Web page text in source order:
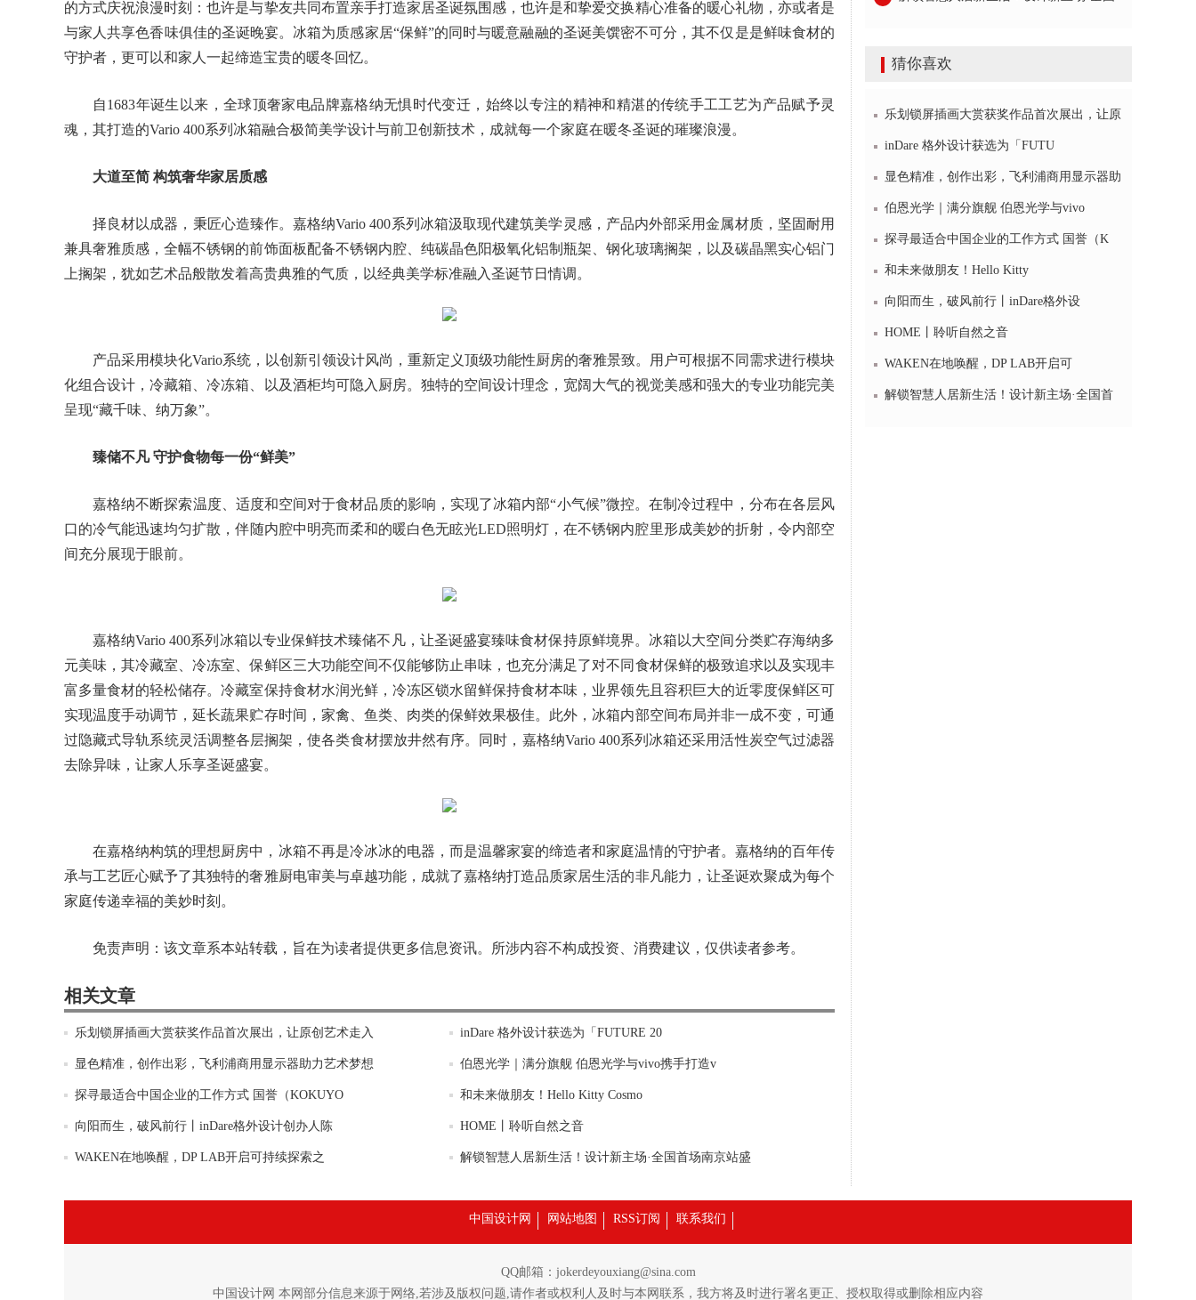
的方式庆祝浪漫时刻：也许是与挚友共同布置亲手打造家居圣诞氛围感，也许是和挚爱交换精心准备的暖心礼物，亦或者是
与家人共享色香味俱佳的圣诞晚宴。冰箱为质感家居“保鲜”的同时与暖意融融的圣诞美馔密不可分，其不仅是是鲜味食材的
守护者，更可以和家人一起缔造宝贵的暖冬回忆。
自1683年诞生以来，全球顶奢家电品牌嘉格纳无惧时代变迁，始终以专注的精神和精湛的传统手工工艺为产品赋予灵
魂，其打造的Vario 400系列冰箱融合极简美学设计与前卫创新技术，成就每一个家庭在暖冬圣诞的璀璨浪漫。
大道至简 构筑奢华家居质感
择良材以成器，秉匠心造臻作。嘉格纳Vario 400系列冰箱汲取现代建筑美学灵感，产品内外部采用金属材质，坚固耐用
兼具奢雅质感，全幅不锈钢的前饰面板配备不锈钢内腔、纯碳晶色阳极氧化铝制瓶架、钢化玻璃搁架，以及碳晶黑实心铝门
上搁架，犹如艺术品般散发着高贵典雅的气质，以经典美学标准融入圣诞节日情调。
产品采用模块化Vario系统，以创新引领设计风尚，重新定义顶级功能性厨房的奢雅景致。用户可根据不同需求进行模块
化组合设计，冷藏箱、冷冻箱、以及酒柜均可隐入厨房。独特的空间设计理念，宽阔大气的视觉美感和强大的专业功能完美
呈现“藏千味、纳万象”。
臻储不凡 守护食物每一份“鲜美”
嘉格纳不断探索温度、适度和空间对于食材品质的影响，实现了冰箱内部“小气候”微控。在制冷过程中，分布在各层风
口的冷气能迅速均匀扩散，伴随内腔中明亮而柔和的暖白色无眩光LED照明灯，在不锈钢内腔里形成美妙的折射，令内部空
间充分展现于眼前。
嘉格纳Vario 400系列冰箱以专业保鲜技术臻储不凡，让圣诞盛宴臻味食材保持原鲜境界。冰箱以大空间分类贮存海纳多
元美味，其冷藏室、冷冻室、保鲜区三大功能空间不仅能够防止串味，也充分满足了对不同食材保鲜的极致追求以及实现丰
富多量食材的轻松储存。冷藏室保持食材水润光鲜，冷冻区锁水留鲜保持食材本味，业界领先且容积巨大的近零度保鲜区可
实现温度手动调节，延长蔬果贮存时间，家禽、鱼类、肉类的保鲜效果极佳。此外，冰箱内部空间布局并非一成不变，可通
过隐藏式导轨系统灵活调整各层搁架，使各类食材摆放井然有序。同时，嘉格纳Vario 400系列冰箱还采用活性炭空气过滤器
去除异味，让家人乐享圣诞盛宴。
在嘉格纳构筑的理想厨房中，冰箱不再是冷冰冰的电器，而是温馨家宴的缔造者和家庭温情的守护者。嘉格纳的百年传
承与工艺匠心赋予了其独特的奢雅厨电审美与卓越功能，成就了嘉格纳打造品质家居生活的非凡能力，让圣诞欢聚成为每个
家庭传递幸福的美妙时刻。
免责声明：该文章系本站转载，旨在为读者提供更多信息资讯。所涉内容不构成投资、消费建议，仅供读者参考。
相关文章
乐划锁屏插画大赏获奖作品首次展出，让原创艺术走入 inDare 格外设计获选为「FUTURE 20
显色精准，创作出彩，飞利浦商用显示器助力艺术梦想 伯恩光学｜满分旗舰 伯恩光学与vivo携手打造v
探寻最适合中国企业的工作方式 国誉（KOKUYO 和未来做朋友！Hello Kitty Cosmo
向阳而生，破风前行丨inDare格外设计创办人陈 HOME丨聆听自然之音
WAKEN在地唤醒，DP LAB开启可持续探索之 解锁智慧人居新生活！设计新主场·全国首场南京站盛
猜你喜欢
乐划锁屏插画大赏获奖作品首次展出，让原
inDare 格外设计获选为「FUTU
显色精准，创作出彩，飞利浦商用显示器助
伯恩光学｜满分旗舰 伯恩光学与vivo
探寻最适合中国企业的工作方式 国誉（K
和未来做朋友！Hello Kitty
向阳而生，破风前行丨inDare格外设
HOME丨聆听自然之音
WAKEN在地唤醒，DP LAB开启可
解锁智慧人居新生活！设计新主场·全国首
中国设计网 网站地图 RSS订阅 联系我们
QQ邮箱：jokerdeyouxiang@sina.com
中国设计网 本网部分信息来源于网络,若涉及版权问题,请作者或权利人及时与本网联系，我方将及时进行署名更正、授权取得或删除相应内容